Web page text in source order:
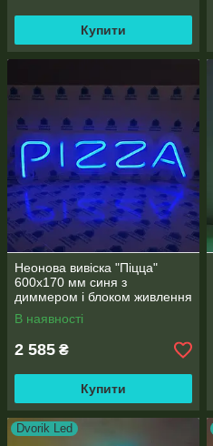
Купити
Неонова вивіска "Піцца"
600х170 мм синя з
диммером і блоком живлення
В наявності
2 585 ₴
Купити
Dvorik Led